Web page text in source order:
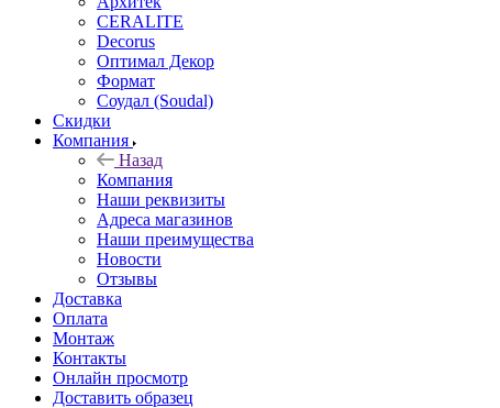
CERALITE
Decorus
Оптимал Декор
Формат
Соудал (Soudal)
Скидки
Компания
Назад
Компания
Наши реквизиты
Адреса магазинов
Наши преимущества
Новости
Отзывы
Доставка
Оплата
Монтаж
Контакты
Онлайн просмотр
Доставить образец